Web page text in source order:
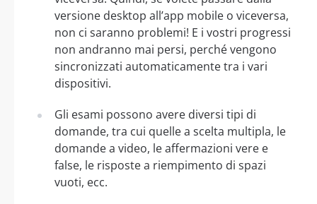
versione desktop all’app mobile o viceversa,
non ci saranno problemi! E i vostri progressi
non andranno mai persi, perché vengono
sincronizzati automaticamente tra i vari
dispositivi.
Gli esami possono avere diversi tipi di
domande, tra cui quelle a scelta multipla, le
domande a video, le affermazioni vere e
false, le risposte a riempimento di spazi
vuoti, ecc.